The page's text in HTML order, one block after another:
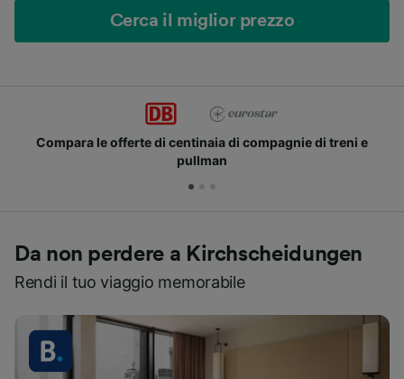
Cerca il miglior prezzo
Compara le offerte di centinaia di compagnie di treni e
pullman
Da non perdere a Kirchscheidungen
Rendi il tuo viaggio memorabile